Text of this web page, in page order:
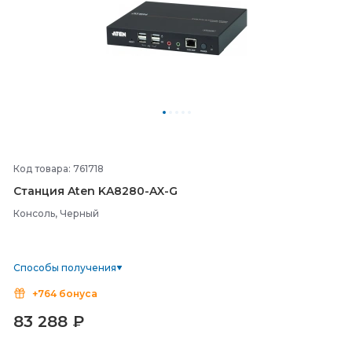
Код товара: 761718
Станция Aten KA8280-AX-G
Консоль, Черный
Способы получения
+764 бонуса
83 288 ₽